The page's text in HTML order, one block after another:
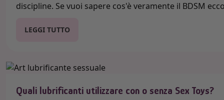
discipline. Se vuoi sapere cos'è veramente il BDSM
LEGGI TUTTO
Quali lubrificanti utilizzare con o senza Sex Toys?